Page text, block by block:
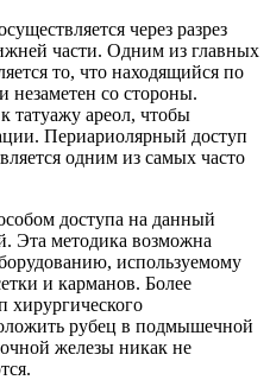
через разрез
части. Одним из главных
то, что находящийся по
незаметен со стороны.
татуажу ареол, чтобы
Периариолярный доступ
одним из самых часто
доступа на данный
Эта методика возможна
используемому
и карманов. Более
хирургического
рубец в подмышечной
железы никак не